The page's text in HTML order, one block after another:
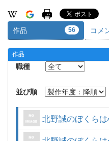
作品 56 コメ
作品
職種
並び順
北野誠のぼくら